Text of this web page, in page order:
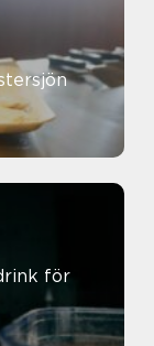
för